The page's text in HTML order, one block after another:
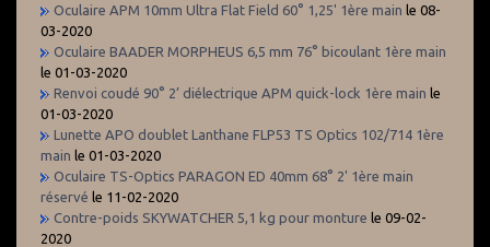
Oculaire APM 10mm Ultra Flat Field 60° 1,25' 1ère main le 08-
03-2020
Oculaire BAADER MORPHEUS 6,5 mm 76° bicoulant 1ère main
le 01-03-2020
Renvoi coudé 90° 2’ diélectrique APM quick-lock 1ère main le
01-03-2020
Lunette APO doublet Lanthane FLP53 TS Optics 102/714 1ère
main le 01-03-2020
Oculaire TS-Optics PARAGON ED 40mm 68° 2' 1ère main
réservé le 11-02-2020
Contre-poids SKYWATCHER 5,1 kg pour monture le 09-02-
2020